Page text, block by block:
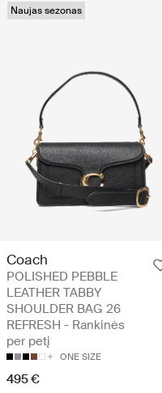
Naujas sezonas
Coach
POLISHED PEBBLE
LEATHER TABBY
SHOULDER BAG 26
REFRESH - Rankinės
per petį
ONE SIZE
495 €